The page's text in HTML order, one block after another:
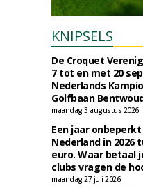
KNIPSELS
De Croquet
7 tot en met 20
Nederlands
Golfbaan
maandag 3 augustus 2026
Een jaar
Nederland in 2026
euro. Waar betaal
clubs vragen de
maandag 27 juli 2026